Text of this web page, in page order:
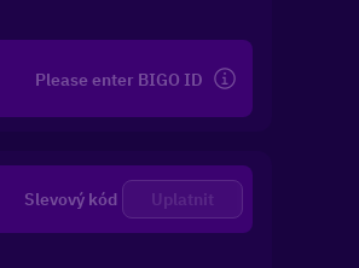
Uplatnit